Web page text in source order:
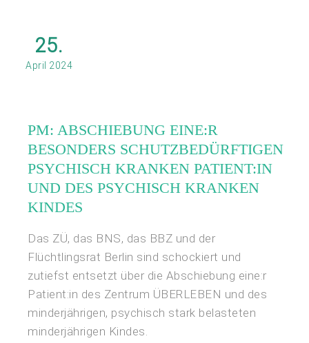
25.
April 2024
PM: ABSCHIEBUNG EINE:R
BESONDERS SCHUTZBEDÜRFTIGEN
PSYCHISCH KRANKEN PATIENT:IN
UND DES PSYCHISCH KRANKEN
KINDES
Das ZÜ, das BNS, das BBZ und der
Flüchtlingsrat Berlin sind schockiert und
zutiefst entsetzt über die Abschiebung eine:r
Patient:in des Zentrum ÜBERLEBEN und des
minderjährigen, psychisch stark belasteten
minderjährigen Kindes.